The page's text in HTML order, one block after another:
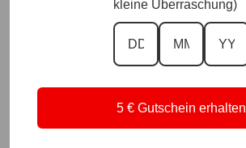
kleine Überraschung)
5 € Gutschein erhalten